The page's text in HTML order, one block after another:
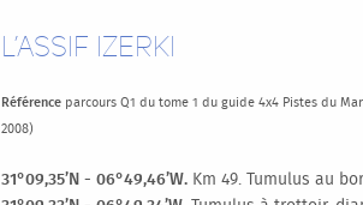
L’assif Izerki
Référenceparcours Q1 du tome 1 du guide 4x4 Pistes du
2008)
31°09,35’N - 06°49,46’W.Km 49. Tumulus au